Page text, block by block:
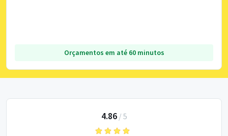
Orçamentos em até 60 minutos
4.86/ 5